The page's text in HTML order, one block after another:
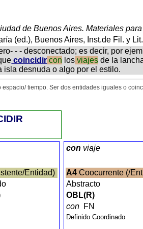
de Buenos Aires. Materiales
(ed.), Buenos Aires, Inst.de Fil. y
- - desconectado; es decir, por
coincidir con los viajes de la
isla desnuda o algo por el estilo.
tiempo. Ser dos entidades iguales o
Entidad)
con viaje
A4 Coocurrente (/
Abstracto
OBL(R)
con FN
Definido Coordinado